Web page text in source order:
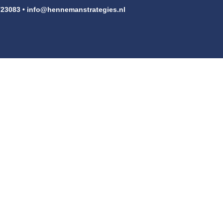
• info@hennemanstrategies.nl